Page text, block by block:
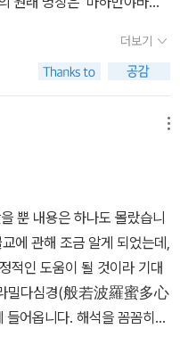
랍니다 *****************
중국의 대표적인 불경
연구하기 시작하였답니다.3
않은 불경들을 이해하기 쉽
울여왔다네요.이 <반야심경
으로 나오게 된 책 중 하나
힌다고 하는데 그 책도 한
는 글 / 읽기만 해도 근심 걱
다심경 전문과 해석>으로
은 총 8장으로 아래 편집한
<부록. 반야심경 더 깊게 읽
어서는 그 뜻과 의미를 온전
적 설명에 그치지 않고,동서양
명과 해설이 곁들여져서단
공부 시간이 될 수 있었습니
이융은1990년부터 불경을 연
고 있다는데요.이 책을 읽
라고요.특히 엄마가 읽어보
어보지 못한 금강경을 해설
사경을 하며 수많은 공을 들
꼭 한 번 읽어보고 싶네요.
8장에 걸쳐서반야심경의 문
을 읽으면서 흔히 대중에게
에 더 가까운 본연의 불교의
지 않는다는 의미다. 풀어 말
라 수시로 바뀌고, 눈에 보이
이러한 진리를 깨달으면 인
의 모습에 집착하면 마음이
어지럽지 않다.선을 수행하
심란한 마음을 안정시켜
심경의 지혜 p054하지만
용기가 필요하다. 모든 문제
차원에서 노력해야 하기 때
도 마찬가지다. 현실이란 우
만든 것이다. 하지만 우리는
각하고, 번뇌에 사로잡혀 힘
짧은 경전이면서도 팔만대
요한 경전이다.대승불교는
방하며, 공사상(空四象), 반
심사상(唯心四象), 보살
고 있다. 이 중에서도 특히
사상이다. <반야심경>은 산
으로 전해져왔다. 일반적으
역이 많이 알려져 있으며, 신
효의 <반야심경소> 등 주석
260자로 함축되어있지만,
심경>의 공(空)사상은 ‘눈에
지 않는 것이 무한하다’는 사
더보기
뿐 내용은 하나도 몰랐습니
에 관해 조금 알게 되었는데,
적인 도움이 될 것이라 기대
밀다심경(般若波羅蜜多心
어옵니다. 해석을 꼼꼼히